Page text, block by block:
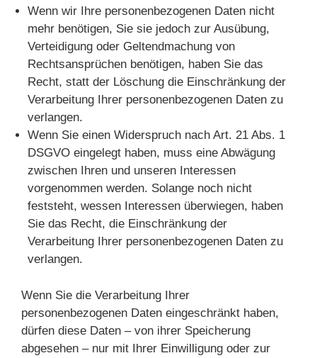
Wenn wir Ihre personenbezogenen Daten nicht
mehr benötigen, Sie sie jedoch zur Ausübung,
Verteidigung oder Geltendmachung von
Rechtsansprüchen benötigen, haben Sie das
Recht, statt der Löschung die Einschränkung der
Verarbeitung Ihrer personenbezogenen Daten zu
verlangen.
Wenn Sie einen Widerspruch nach Art. 21 Abs. 1
DSGVO eingelegt haben, muss eine Abwägung
zwischen Ihren und unseren Interessen
vorgenommen werden. Solange noch nicht
feststeht, wessen Interessen überwiegen, haben
Sie das Recht, die Einschränkung der
Verarbeitung Ihrer personenbezogenen Daten zu
verlangen.
Wenn Sie die Verarbeitung Ihrer
personenbezogenen Daten eingeschränkt haben,
dürfen diese Daten – von ihrer Speicherung
abgesehen – nur mit Ihrer Einwilligung oder zur